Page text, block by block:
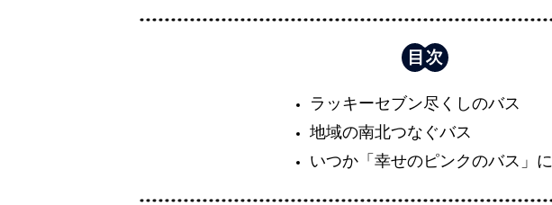
ラッキーセブン尽くしのバス
地域の南北つなぐバス
いつか「幸せのピンクのバス」に